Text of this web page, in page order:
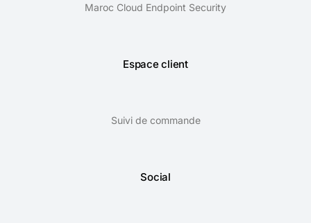
Maroc Cloud Endpoint Security
Espace client
Suivi de commande
Social